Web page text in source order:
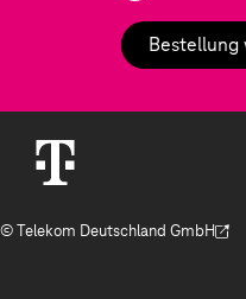
© Telekom Deutschland GmbH
(Der Link wird in einem neuen Tab